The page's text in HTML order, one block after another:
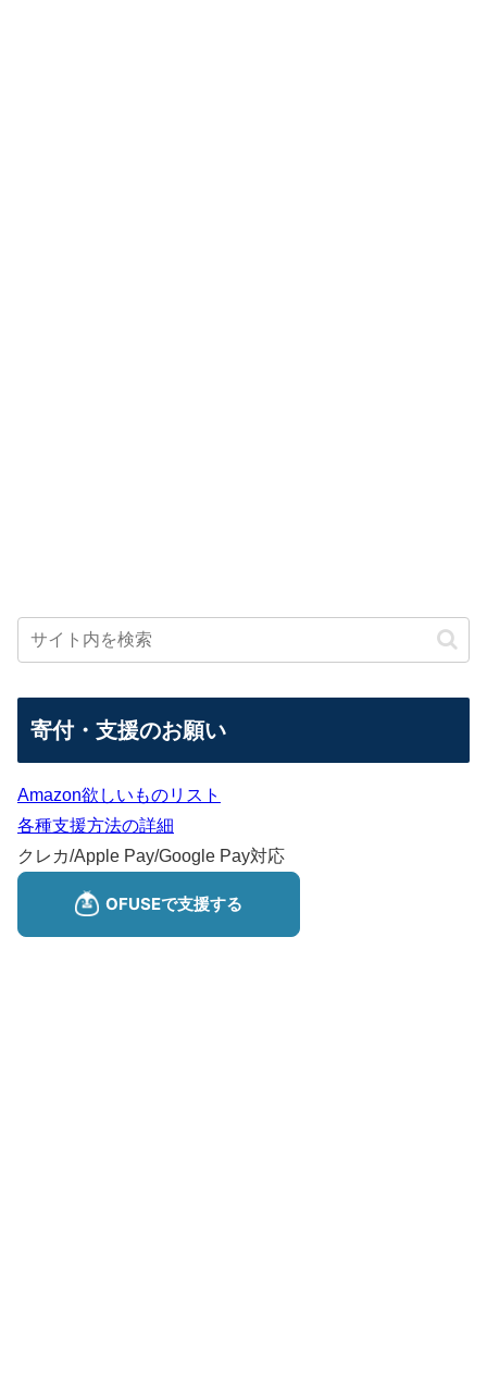
寄付・支援のお願い
Amazon欲しいものリスト
各種支援方法の詳細
クレカ/Apple Pay/Google Pay対応